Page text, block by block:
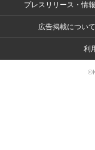
プレスリリース・情
広告掲載について
利